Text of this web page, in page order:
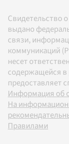
Свидетельство
выдано
связи,
коммуникаций
несет
содержащейся в
предоставляет
Информация об
На
Правилами